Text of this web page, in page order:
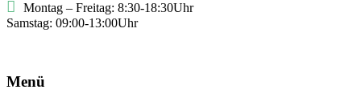
Montag – Freitag: 8:30-18:30Uhr
Samstag: 09:00-13:00Uhr
Menü